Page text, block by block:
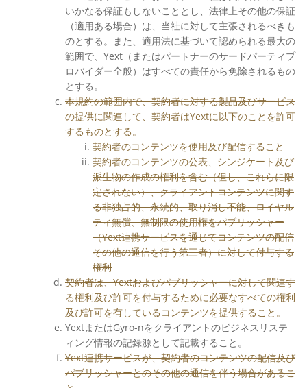
いかなる保証もしないこととし、法律上その他の保証
（適用ある場合）は、当社に対して主張されるべきも
のとする。また、適用法に基づいて認められる最大の
範囲で、Yext（またはパートナーのサードパーティプ
ロバイダー全般）はすべての責任から免除されるもの
とする。
本規約の範囲内で、契約者に対する製品及びサービス
の提供に関連して、契約者はYextに以下のことを許可
するものとする。
契約者のコンテンツを使用及び配信すること
契約者のコンテンツの公表、シンジケート及び
派生物の作成の権利を含む（但し、これらに限
定されない）、クライアントコンテンツに関す
る非独占的、永続的、取り消し不能、ロイヤル
ティ無償、無制限の使用権をパブリッシャー
（Yext連携サービスを通じてコンテンツの配信
その他の通信を行う第三者）に対して付与する
権利
契約者は、Yextおよびパブリッシャーに対して関連す
る権利及び許可を付与するために必要なすべての権利
及び許可を有しているコンテンツを提供すること。
YextまたはGyro-nをクライアントのビジネスリステ
ィング情報の記録源として記載すること。
Yext連携サービスが、契約者のコンテンツの配信及び
パブリッシャーとのその他の通信を伴う場合があるこ